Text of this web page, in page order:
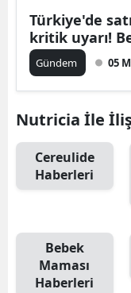
Türkiye'de
kritik uyarı!
Gündem 05
Nutricia İle
Cereulide
Haberleri
Bebek
Maması
Haberleri